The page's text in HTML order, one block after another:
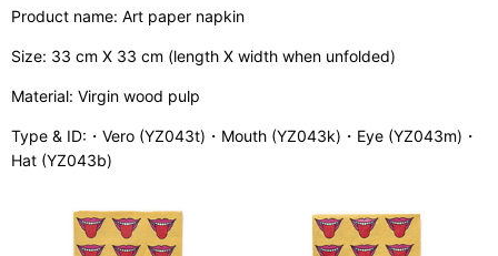
Product name: Art paper napkin
Size: 33 cm X 33 cm (length X width when unfolded)
Material: Virgin wood pulp
Type & ID:・Vero (YZ043t)・Mouth (YZ043k)・Eye (YZ043m)・
Hat (YZ043b)